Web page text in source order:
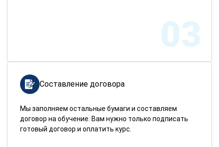
03
Составление договора
Мы заполняем остальные бумаги и составляем
договор на обучение. Вам нужно только подписать
готовый договор и оплатить курс.